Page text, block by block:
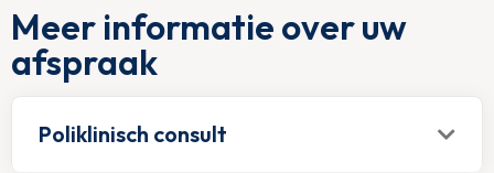
Meer informatie over uw
afspraak
Poliklinisch consult